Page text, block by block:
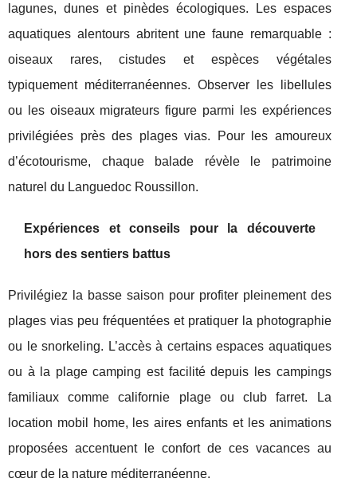
lagunes, dunes et pinèdes écologiques. Les espaces
aquatiques alentours abritent une faune remarquable :
oiseaux rares, cistudes et espèces végétales
typiquement méditerranéennes. Observer les libellules
ou les oiseaux migrateurs figure parmi les expériences
privilégiées près des plages vias. Pour les amoureux
d’écotourisme, chaque balade révèle le patrimoine
naturel du Languedoc Roussillon.
Expériences et conseils pour la découverte
hors des sentiers battus
Privilégiez la basse saison pour profiter pleinement des
plages vias peu fréquentées et pratiquer la photographie
ou le snorkeling. L’accès à certains espaces aquatiques
ou à la plage camping est facilité depuis les campings
familiaux comme californie plage ou club farret. La
location mobil home, les aires enfants et les animations
proposées accentuent le confort de ces vacances au
cœur de la nature méditerranéenne.